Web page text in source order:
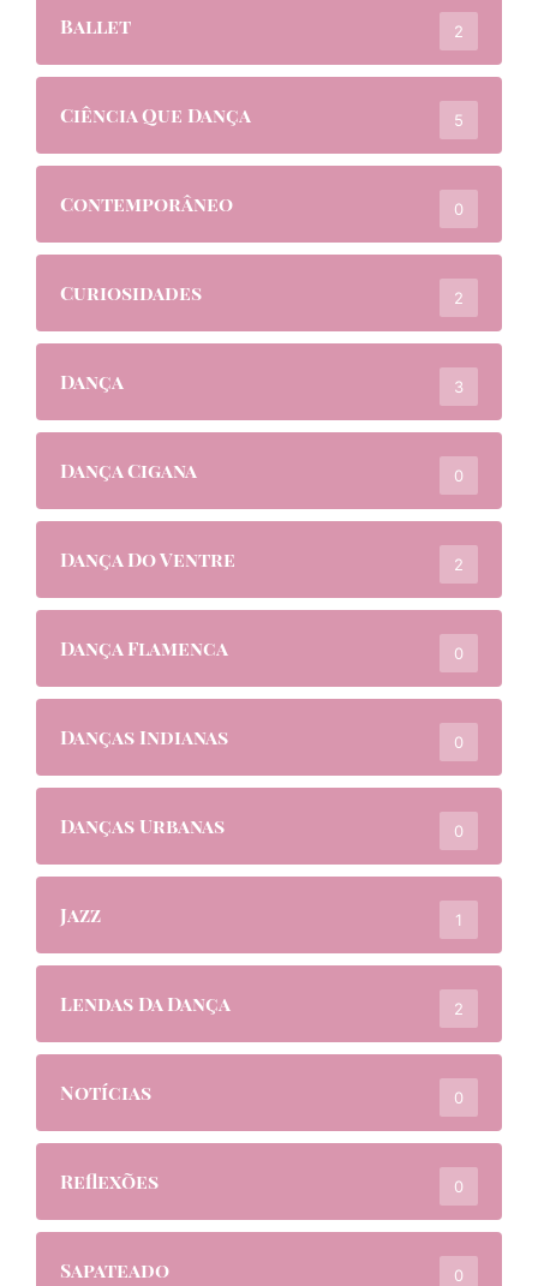
Ballet 2
Ciência Que Dança 5
Contemporâneo 0
Curiosidades 2
Dança 3
Dança Cigana 0
Dança Do Ventre 2
Dança Flamenca 0
Danças Indianas 0
Danças Urbanas 0
Jazz 1
Lendas Da Dança 2
Notícias 0
Reflexões 0
Sapateado 0